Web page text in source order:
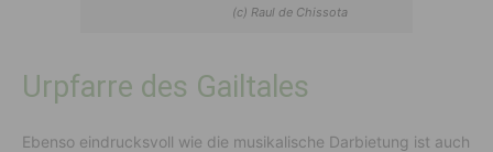
(c) Raul de Chissota
Urpfarre des Gailtales
Ebenso eindrucksvoll wie die musikalische Darbietung ist auch